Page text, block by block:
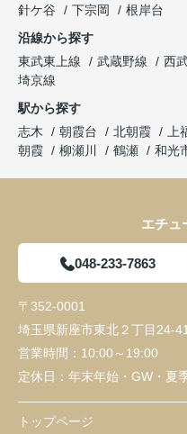
針ケ谷
下宗岡
根岸台
沿線から探す
東武東上線
武蔵野線 西
埼京線
駅から探す
志木
朝霞台 北朝霞 上
朝霞
柳瀬川 鶴瀬 和光
エチュ
048-233-7863
〒352-0001
埼玉県新座市東北２丁目24-
営業時間： 10:00～19:00
定休日： 年末年始・GW・夏
トップページ